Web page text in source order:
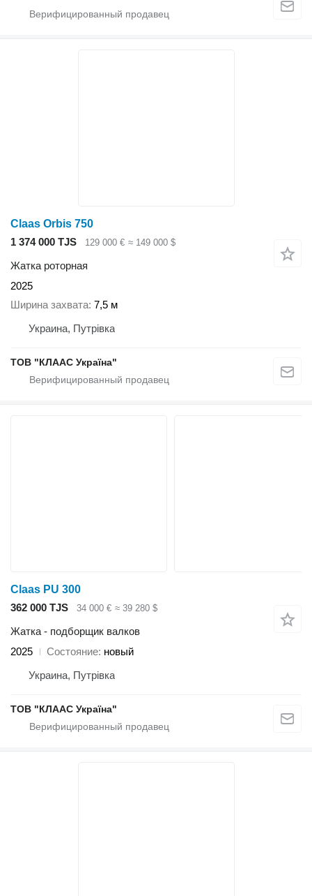
Claas Orbis 750
1 374 000 TJS
129 000 € ≈ 149 000 $
Жатка роторная
2025
Ширина захвата 7,5 м
Украина, Путрівка
ТОВ "КЛААС Україна"
Claas PU 300
362 000 TJS
34 000 € ≈ 39 280 $
Жатка - подборщик валков
2025
Состояние новый
Украина, Путрівка
ТОВ "КЛААС Україна"